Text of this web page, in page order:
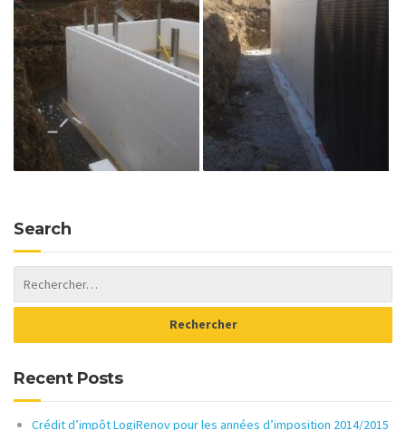
Search
Recent Posts
Crédit d’impôt LogiRenov pour les années d’imposition 2014/2015